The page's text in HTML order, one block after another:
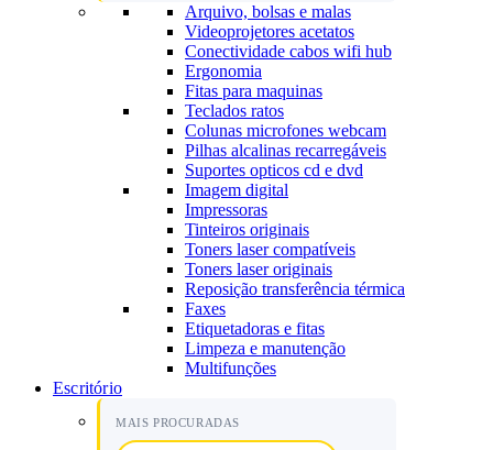
Arquivo, bolsas e malas
Videoprojetores acetatos
Conectividade cabos wifi hub
Ergonomia
Fitas para maquinas
Teclados ratos
Colunas microfones webcam
Pilhas alcalinas recarregáveis
Suportes opticos cd e dvd
Imagem digital
Impressoras
Tinteiros originais
Toners laser compatíveis
Toners laser originais
Reposição transferência térmica
Faxes
Etiquetadoras e fitas
Limpeza e manutenção
Multifunções
Escritório
MAIS PROCURADAS